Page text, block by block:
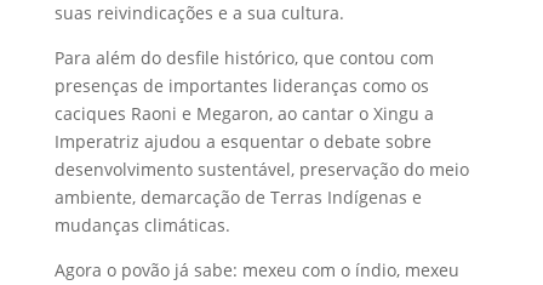
suas reivindicações e a sua cultura.
Para além do desfile histórico, que contou com
presenças de importantes lideranças como os
caciques Raoni e Megaron, ao cantar o Xingu a
Imperatriz ajudou a esquentar o debate sobre
desenvolvimento sustentável, preservação do meio
ambiente, demarcação de Terras Indígenas e
mudanças climáticas.
Agora o povão já sabe: mexeu com o índio, mexeu